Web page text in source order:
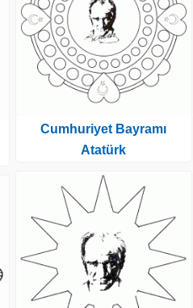
Cumhuriyet Bayramı
Atatürk